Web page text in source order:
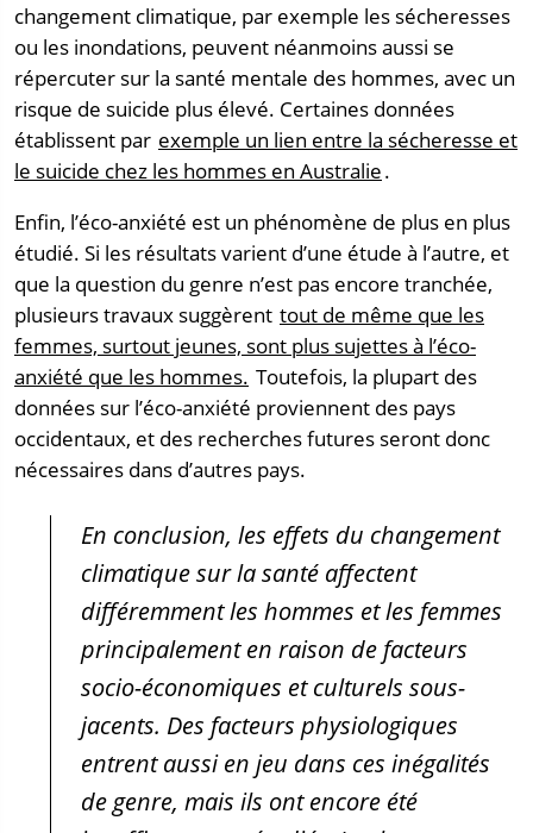
changement climatique, par exemple les sécheresses
ou les inondations, peuvent néanmoins aussi se
répercuter sur la santé mentale des hommes, avec un
risque de suicide plus élevé. Certaines données
établissent par exemple un lien entre la sécheresse et
le suicide chez les hommes en Australie.
Enfin, l’éco-anxiété est un phénomène de plus en plus
étudié. Si les résultats varient d’une étude à l’autre, et
que la question du genre n’est pas encore tranchée,
plusieurs travaux suggèrent tout de même que les
femmes, surtout jeunes, sont plus sujettes à l’éco-
anxiété que les hommes. Toutefois, la plupart des
données sur l’éco-anxiété proviennent des pays
occidentaux, et des recherches futures seront donc
nécessaires dans d’autres pays.
En conclusion, les effets du changement
climatique sur la santé affectent
différemment les hommes et les femmes
principalement en raison de facteurs
socio-économiques et culturels sous-
jacents. Des facteurs physiologiques
entrent aussi en jeu dans ces inégalités
de genre, mais ils ont encore été